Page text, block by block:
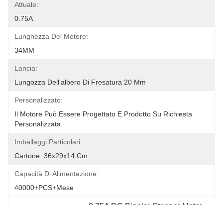
Attuale:
0.75A
Lunghezza Del Motore:
34MM
Lancia:
Lungozza Dell'albero Di Fresatura 20 Mm
Personalizzato:
Il Motore Può Essere Progettato E Prodotto Su Richiesta
Personalizzata.
Imballaggi Particolari:
Cartone: 36x29x14 Cm
Capacità Di Alimentazione:
40000+PCS+Mese